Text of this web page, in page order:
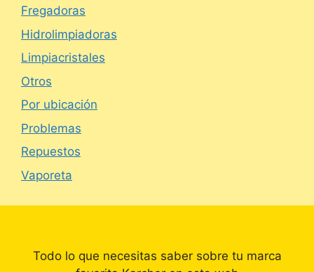
Fregadoras
Hidrolimpiadoras
Limpiacristales
Otros
Por ubicación
Problemas
Repuestos
Vaporeta
Todo lo que necesitas saber sobre tu marca